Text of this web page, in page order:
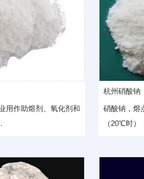
用作助熔剂、氧化剂和
杭州硝酸钠
硝酸钠，熔
（20℃时）